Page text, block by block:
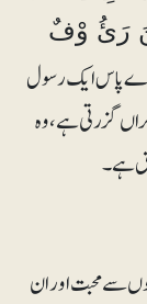
رَئُ وْفٌ
پاس ایک رسول
گزرتی ہے ، وہ
ہے۔
سے محبت اور ان